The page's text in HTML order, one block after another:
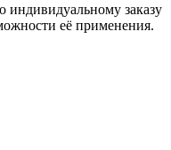
заказу
её применения.